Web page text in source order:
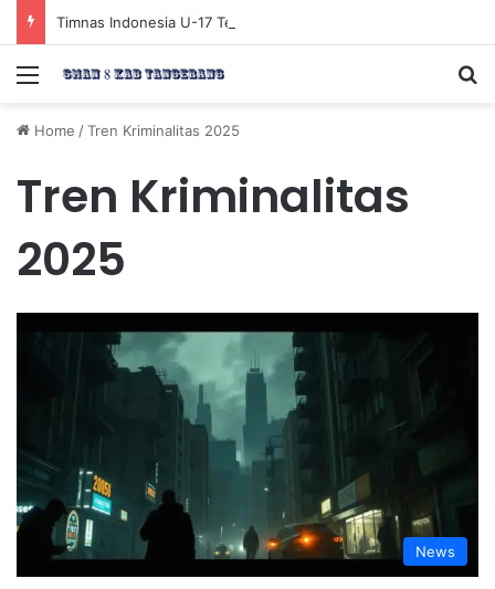
Menu
Home /Tren Kriminalitas 2025
Tren Kriminalitas
2025
News